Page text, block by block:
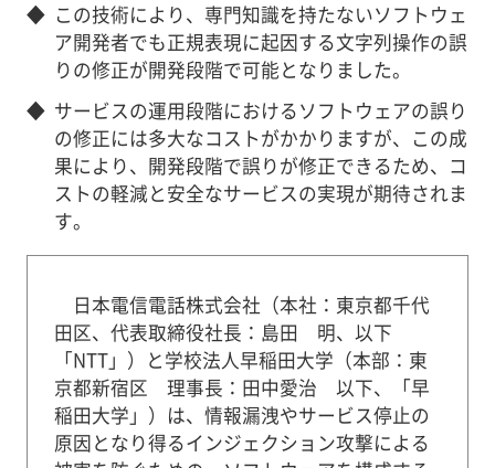
◆ この技術により、専門知識を持たないソフトウェ
ア開発者でも正規表現に起因する文字列操作の誤
りの修正が開発段階で可能となりました。
◆ サービスの運用段階におけるソフトウェアの誤り
の修正には多大なコストがかかりますが、この成
果により、開発段階で誤りが修正できるため、コ
ストの軽減と安全なサービスの実現が期待されま
す。
日本電信電話株式会社（本社：東京都千代
田区、代表取締役社長：島田 明、以下
「NTT」）と学校法人早稲田大学（本部：東
京都新宿区 理事長：田中愛治 以下、「早
稲田大学」）は、情報漏洩やサービス停止の
原因となり得るインジェクション攻撃による